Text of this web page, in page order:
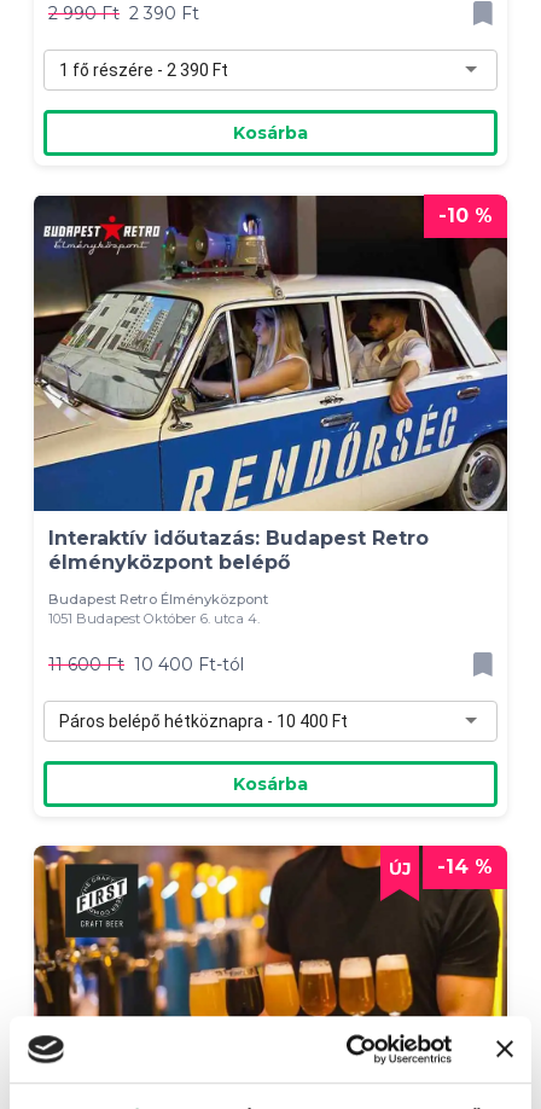
2 990 Ft 2 390 Ft
1 fő részére - 2 390 Ft
Kosárba
-10 %
Interaktív időutazás: Budapest Retro
élményközpont belépő
Budapest Retro Élményközpont
1051 Budapest Október 6. utca 4.
11 600 Ft 10 400 Ft-tól
Páros belépő hétköznapra - 10 400 Ft
Kosárba
-14 %